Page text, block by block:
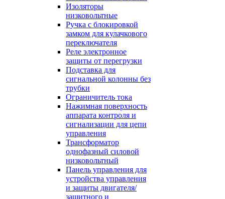
Изоляторы
низковольтные
Ручка с блокировкой
замком для кулачкового
переключателя
Реле электронное
защиты от перегрузки
Подставка для
сигнальной колонны без
трубки
Ограничитель тока
Нажимная поверхность
аппарата контроля и
сигнализации для цепи
управления
Трансформатор
однофазный силовой
низковольтный
Панель управления для
устройства управления
и защиты двигателя/
защитного и